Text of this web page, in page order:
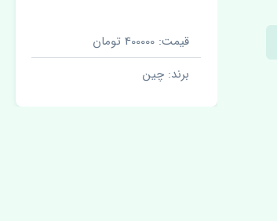
قیمت: 400000 تومان
برند: چین